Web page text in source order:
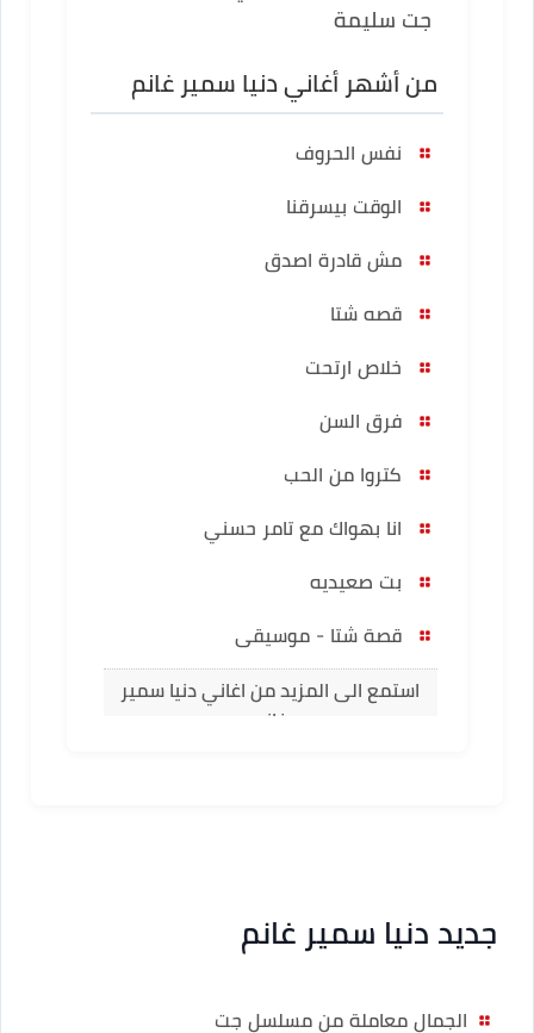
جت سليمة
من أشهر أغاني دنيا سمير غانم
نفس الحروف
الوقت بيسرقنا
مش قادرة اصدق
قصه شتا
خلاص ارتحت
فرق السن
كتروا من الحب
انا بهواك مع تامر حسني
بت صعيديه
قصة شتا - موسيقى
استمع الى المزيد من اغاني دنيا سمير
غانم
جديد دنيا سمير غانم
الجمال معاملة من مسلسل جت